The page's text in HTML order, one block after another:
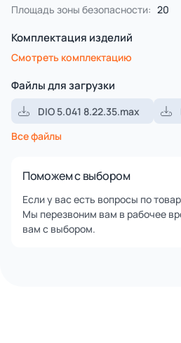
Площадь зоны безопасности: 20
Комплектация изделий
Смотреть комплектацию
Файлы для загрузки
DIO 5.041 8.22.35.max
Все файлы
Поможем с выбором
Если у вас есть вопросы по
Мы перезвоним вам в рабочее
вам с выбором.